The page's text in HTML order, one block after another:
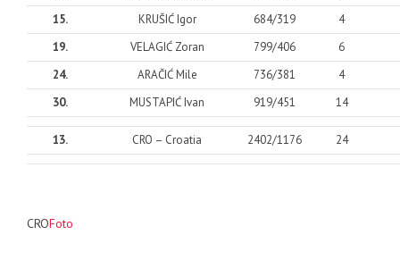
15.
KRUŠIĆ Igor 684/319
4
19.
VELAGIĆ Zoran 799/406
6
24.
ARAČIĆ Mile 736/381
4
30.
MUSTAPIĆ Ivan 919/451 14
13. CRO – Croatia 2402/1176 24
CROFoto